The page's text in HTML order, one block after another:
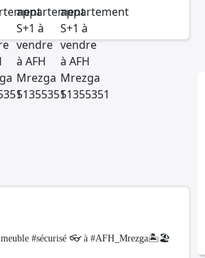
#sécurisé 👓 à #AFH_Mrezga🏝🏖